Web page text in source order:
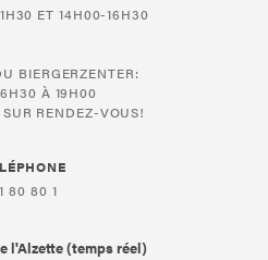
ET 14H00-16H30
BIERGERZENTER:
À 19H00
RENDEZ-VOUS!
80 80 1
l'Alzette (temps réel)